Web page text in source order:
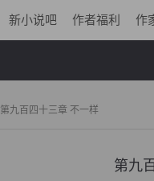
新小说吧 作者福利 作
第九百四十三章 不一样
第九